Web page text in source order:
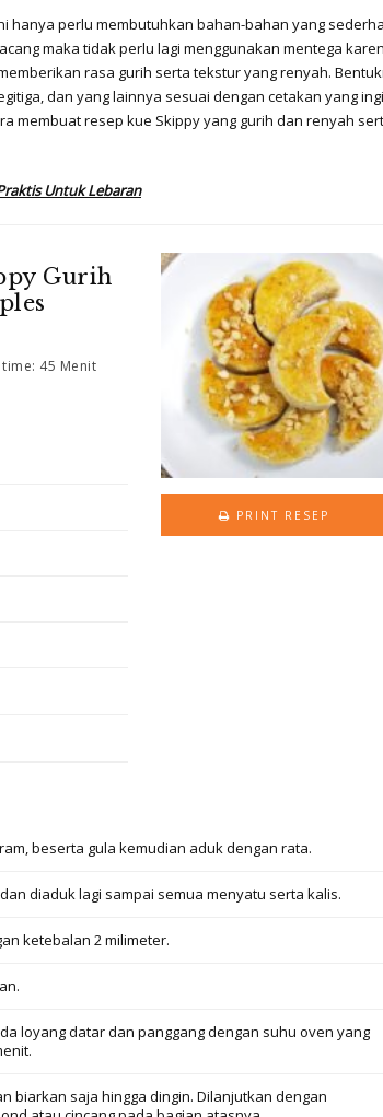
hanya perlu membutuhkan bahan-bahan yang
maka tidak perlu lagi menggunakan mentega
rasa gurih serta tekstur yang renyah.
dan yang lainnya sesuai dengan cetakan yang
membuat resep kue Skippy yang gurih dan renyah
Untuk Lebaran
PRINT RESEP
Gurih
45 Menit
beserta gula kemudian aduk dengan rata.
diaduk lagi sampai semua menyatu serta kalis.
ketebalan 2 milimeter.
loyang datar dan panggang dengan suhu oven yang
biarkan saja hingga dingin. Dilanjutkan dengan